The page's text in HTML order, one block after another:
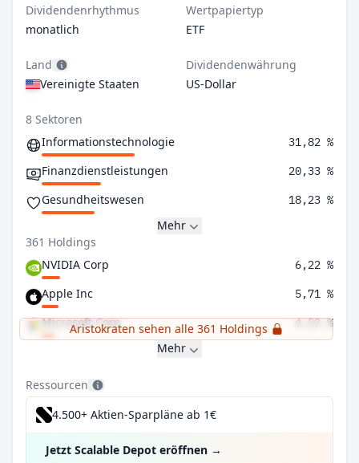
Dividendenrhythmus
monatlich
Wertpapiertyp
ETF
Land
Vereinigte Staaten
Dividendenwährung
US-Dollar
8 Sektoren
Informationstechnologie
31,82 %
Finanzdienstleistungen 20,33 %
Gesundheitswesen 18,23 %
Mehr
361 Holdings
NVIDIA Corp
6,22 %
Apple Inc 5,71 %
Microsoft Corp 4,53 %
Aristokraten sehen alle 361 Holdings
Mehr
Ressourcen
4.500+ Aktien-Sparpläne ab 1€
Jetzt Scalable Depot eröffnen →